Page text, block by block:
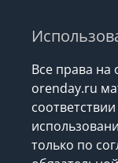
Все права на
orenday.ru
только по